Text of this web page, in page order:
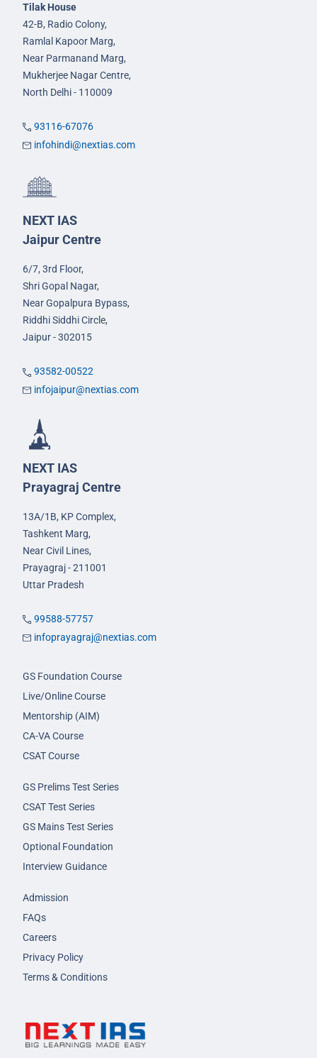
Tilak House
42-B, Radio Colony,
Ramlal Kapoor Marg,
Near Parmanand Marg,
Mukherjee Nagar Centre,
North Delhi - 110009
93116-67076
infohindi@nextias.com
NEXT IAS
Jaipur Centre
6/7, 3rd Floor,
Shri Gopal Nagar,
Near Gopalpura Bypass,
Riddhi Siddhi Circle,
Jaipur - 302015
93582-00522
infojaipur@nextias.com
NEXT IAS
Prayagraj Centre
13A/1B, KP Complex,
Tashkent Marg,
Near Civil Lines,
Prayagraj - 211001
Uttar Pradesh
99588-57757
infoprayagraj@nextias.com
GS Foundation Course
Live/Online Course
Mentorship (AIM)
CA-VA Course
CSAT Course
GS Prelims Test Series
CSAT Test Series
GS Mains Test Series
Optional Foundation
Interview Guidance
Admission
FAQs
Careers
Privacy Policy
Terms & Conditions